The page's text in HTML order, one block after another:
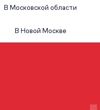
В Московской области
В Новой Москве